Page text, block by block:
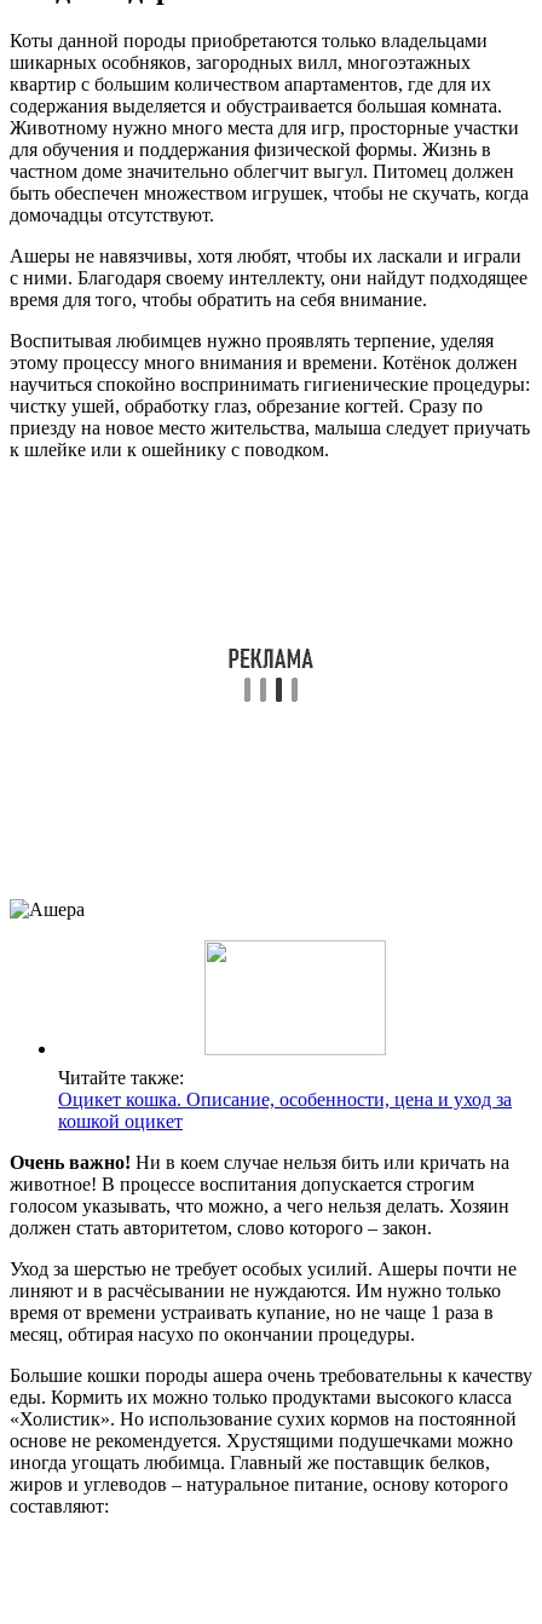
Коты данной породы приобретаются только владельцами
шикарных особняков, загородных вилл, многоэтажных
квартир с большим количеством апартаментов, где для их
содержания выделяется и обустраивается большая комната.
Животному нужно много места для игр, просторные участки
для обучения и поддержания физической формы. Жизнь в
частном доме значительно облегчит выгул. Питомец должен
быть обеспечен множеством игрушек, чтобы не скучать, когда
домочадцы отсутствуют.
Ашеры не навязчивы, хотя любят, чтобы их ласкали и играли
с ними. Благодаря своему интеллекту, они найдут подходящее
время для того, чтобы обратить на себя внимание.
Воспитывая любимцев нужно проявлять терпение, уделяя
этому процессу много внимания и времени. Котёнок должен
научиться спокойно воспринимать гигиенические процедуры:
чистку ушей, обработку глаз, обрезание когтей. Сразу по
приезду на новое место жительства, малыша следует приучать
к шлейке или к ошейнику с поводком.
Читайте также:
Оцикет кошка. Описание, особенности, цена и уход за
кошкой оцикет
Очень важно! Ни в коем случае нельзя бить или кричать на
животное! В процессе воспитания допускается строгим
голосом указывать, что можно, а чего нельзя делать. Хозяин
должен стать авторитетом, слово которого – закон.
Уход за шерстью не требует особых усилий. Ашеры почти не
линяют и в расчёсывании не нуждаются. Им нужно только
время от времени устраивать купание, но не чаще 1 раза в
месяц, обтирая насухо по окончании процедуры.
Большие кошки породы ашера очень требовательны к качеству
еды. Кормить их можно только продуктами высокого класса
«Холистик». Но использование сухих кормов на постоянной
основе не рекомендуется. Хрустящими подушечками можно
иногда угощать любимца. Главный же поставщик белков,
жиров и углеводов – натуральное питание, основу которого
составляют: